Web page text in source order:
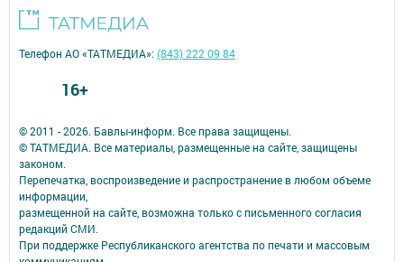
© 2011 - 2026. Бавлы-информ. Все права защищены.
© ТАТМЕДИА. Все материалы, размещенные на сайте, защищены
законом.
Перепечатка, воспроизведение и распространение в любом объеме
информации,
размещенной на сайте, возможна только с письменного согласия
редакций СМИ.
При поддержке Республиканского агентства по печати и массовым
Телефон АО «ТАТМЕДИА»:(843) 222 09 84
16+